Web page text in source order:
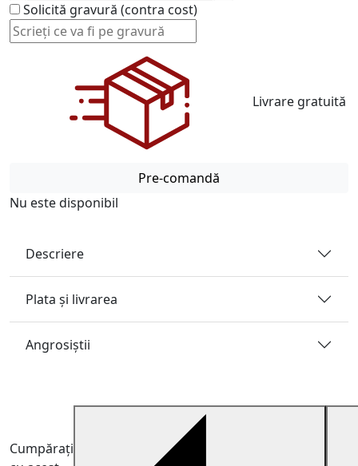
Solicită gravură (contra cost)
Livrare gratuită
Pre-comandă
Nu este disponibil
Descriere
Plata și livrarea
Angrosiştii
Cumpărați